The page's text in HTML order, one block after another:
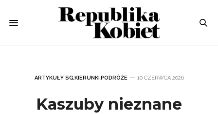
ARTYKUŁY SG,KIERUNKI,PODRÓŻE 10 CZERWCA 2026
Kaszuby nieznane